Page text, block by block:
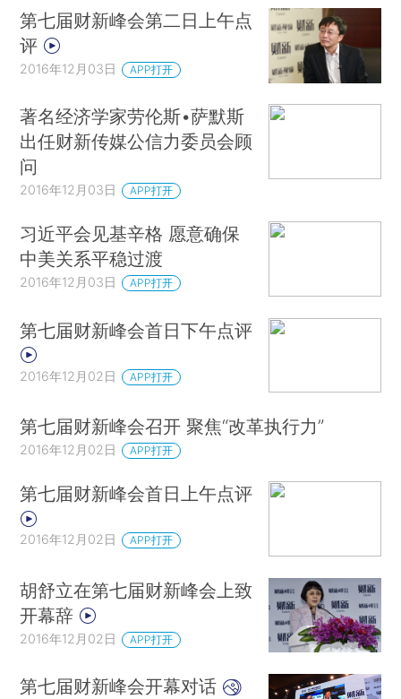
第七届财新峰会第二日上午点
评
2016年12月03日 APP打开
著名经济学家劳伦斯•萨默斯
出任财新传媒公信力委员会顾
问
2016年12月03日 APP打开
习近平会见基辛格 愿意确保
中美关系平稳过渡
2016年12月03日 APP打开
第七届财新峰会首日下午点评
2016年12月02日 APP打开
第七届财新峰会召开 聚焦“改革执行力”
2016年12月02日 APP打开
第七届财新峰会首日上午点评
2016年12月02日 APP打开
胡舒立在第七届财新峰会上致
开幕辞
2016年12月02日 APP打开
第七届财新峰会开幕对话